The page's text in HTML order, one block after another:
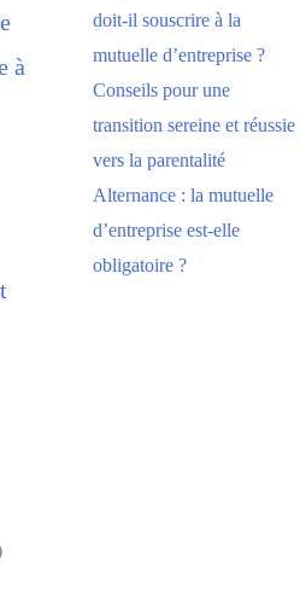
à
doit-il souscrire à la
mutuelle d’entreprise ?
Conseils pour une
transition sereine et réussie
vers la parentalité
Alternance : la mutuelle
d’entreprise est-elle
obligatoire ?